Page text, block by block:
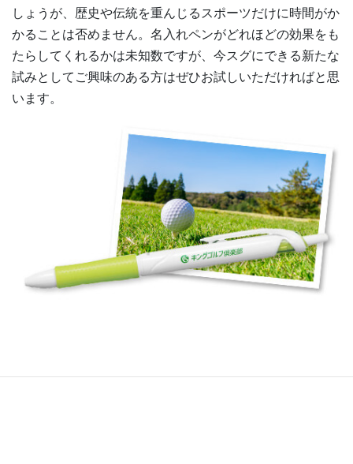
しょうが、歴史や伝統を重んじるスポーツだけに時間がか
かることは否めません。名入れペンがどれほどの効果をも
たらしてくれるかは未知数ですが、今スグにできる新たな
試みとしてご興味のある方はぜひお試しいただければと思
います。